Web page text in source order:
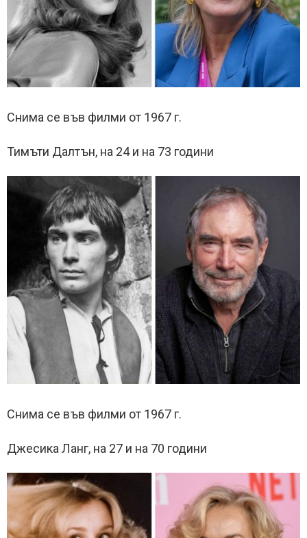
Снима се във филми от 1967 г.
Тимъти Далтън, на 24 и на 73 години
Снима се във филми от 1967 г.
Джесика Ланг, на 27 и на 70 години